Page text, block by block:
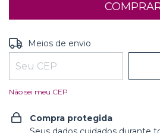
Entregas para o CEP:
Meios de envio
Não sei meu CEP
Compra protegida